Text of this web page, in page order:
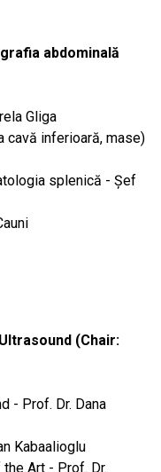
abdominală
Gliga
cavă inferioară, mase)
splenică - Șef
(Chair:
- Prof. Dr. Dana
Kabaalioglu
Art - Prof. Dr.